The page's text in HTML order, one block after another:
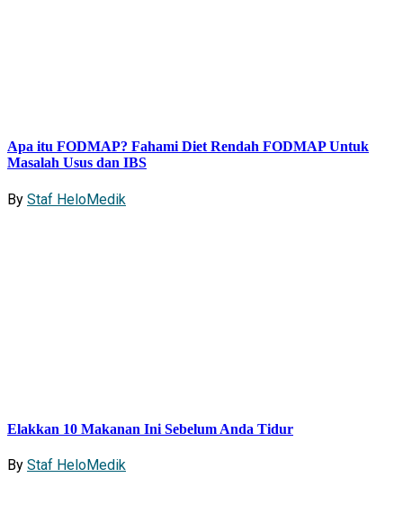
Apa itu FODMAP? Fahami Diet Rendah FODMAP Untuk
Masalah Usus dan IBS
By Staf HeloMedik
Elakkan 10 Makanan Ini Sebelum Anda Tidur
By Staf HeloMedik